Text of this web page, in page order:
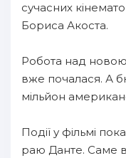
сучасних
Бориса Акоста.
Робота над
вже почалася. А
мільйон
Події у фільмі
раю Данте. Саме